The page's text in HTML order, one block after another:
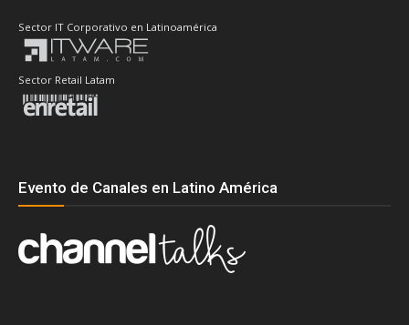
Sector IT Corporativo en Latinoamérica
Sector Retail Latam
Evento de Canales en Latino América